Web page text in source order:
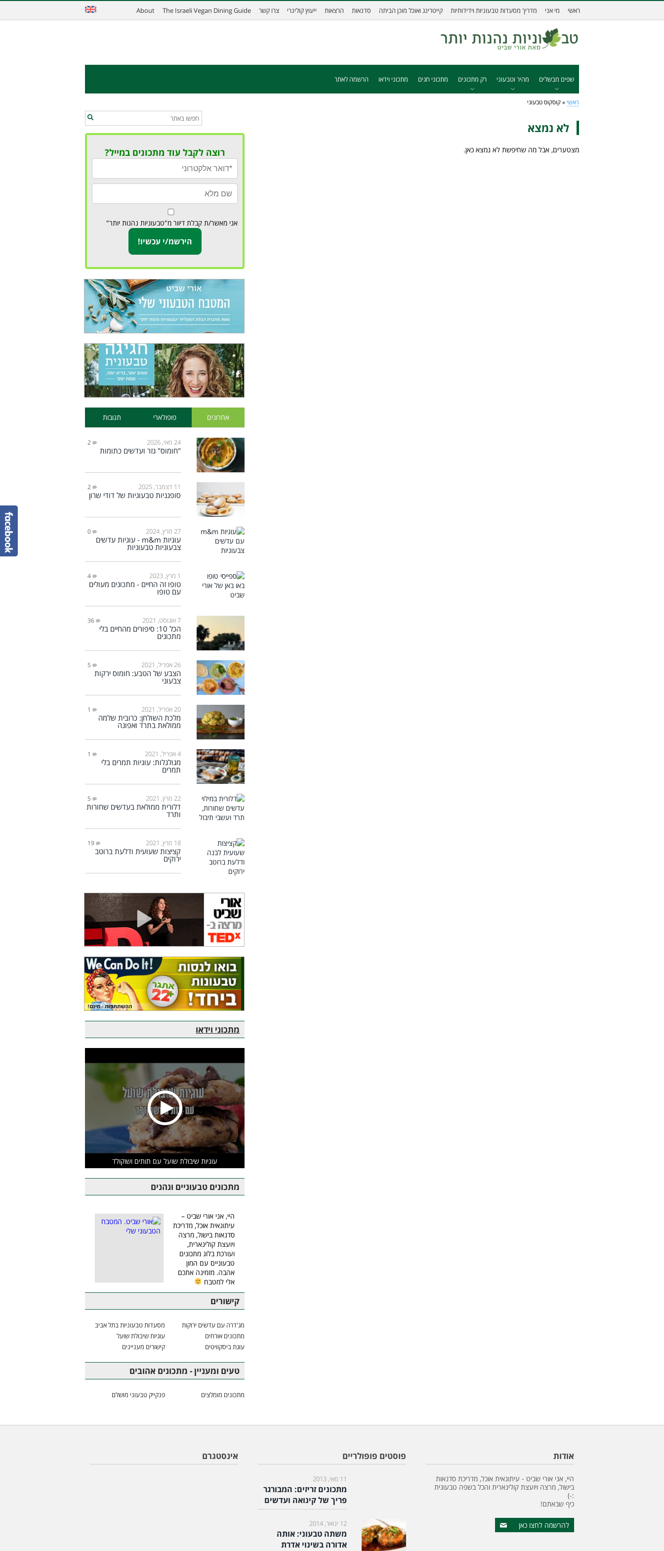
ראשי מי אני מדריך מסעדות טבעוניות וידידותיות קייטרינג ואוכל מוכן הביתה סדנאות הרצאות ייעוץ קולינרי צרו קשר The Israeli Vegan Dining Guide
About
שפים מבשלים מהיר וטבעוני רק מתכונים מתכוני חגים מתכוני וידאו הרשמה לאתר
ראשי » קוסקוס טבעוני
לא נמצא
מצטערים, אבל מה שחיפשת לא נמצא כאן. רוצה לקבל עוד מתכונים במייל?
אני מאשר/ת קבלת דיוור מ"טבעוניות נהנות יותר"
אחרונים פופולארי תגובות
24 מאי, 2026 2
"חומוס" גזר ועדשים כתומות
11 דצמבר, 2025 2
סופגניות טבעוניות של דודי שרון
27 מרץ, 2024 0
עוגיות m&m - עוגיות עדשים
צבעוניות טבעוניות
1 מרץ, 2023 4
טופו זה החיים - מתכונים מעולים
עם טופו
7 אוגוסט, 2021 36
הכל 10: סיפורים מהחיים בלי
מתכונים
26 אפריל, 2021 5
הצבע של הטבע: חומוס ירקות
צבעוני
20 אפריל, 2021 1
מלכת השולחן: כרובית שלמה
ממולאת בתרד ואפונה
4 אפריל, 2021 1
מגולגלות: עוגיות תמרים בלי
תמרים
22 מרץ, 2021 5
דלורית ממולאת בעדשים שחורות
ותרד
18 מרץ, 2021 19
קציצות שעועית ודלעת ברוטב
ירוקים
מתכוני וידאו
עוגיות שיבולת שועל עם תותים ושוקולד
מתכונים טבעוניים ונהנים
היי, אני אורי שביט –
עיתונאית אוכל, מדריכת
סדנאות בישול, מרצה
ויועצת קולינארית,
ועורכת בלוג מתכונים
טבעוניים עם המון
אהבה. מזמינה אתכם
אלי למטבח
קישורים
מג'דרה עם עדשים ירוקות
מסעדות טבעוניות בתל אביב
מתכונים אורחים
עוגיות שיבולת שועל
עוגת ביסקוויטים
קישורים מעניינים
טעים ומעניין - מתכונים אהובים
מתכונים מומלצים פנקייק טבעוני מושלם
אודות
היי, אני אורי שביט - עיתונאית אוכל, מדריכת סדנאות
בישול, מרצה ויועצת קולינארית והכל בשפה טבעונית
:-)
כיף שבאתם!
להרשמה לחצו כאן
פוסטים פופולריים
11 מאי, 2013
מתכונים זריזים: המבורגר
פריך של קינואה ועדשים
12 ינואר, 2014
משתה טבעוני: אותה
אדורה בשינוי אדרת
אינסטגרם